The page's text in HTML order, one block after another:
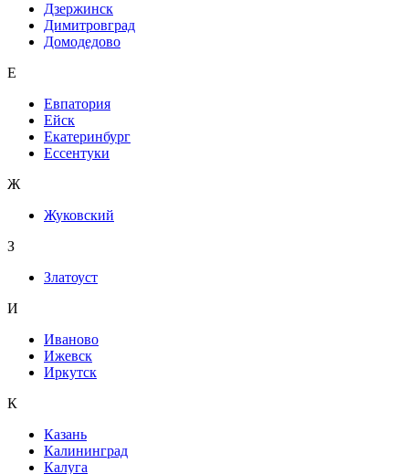
Дзержинск
Димитровград
Домодедово
Е
Евпатория
Ейск
Екатеринбург
Ессентуки
Ж
Жуковский
З
Златоуст
И
Иваново
Ижевск
Иркутск
К
Казань
Калининград
Калуга